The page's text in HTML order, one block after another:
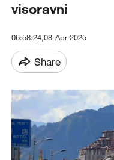
visoravni
06:58:24,08-Apr-2025
Share